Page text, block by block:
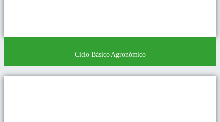
Ciclo Básico Agronómico